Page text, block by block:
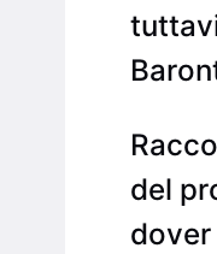
del
dover